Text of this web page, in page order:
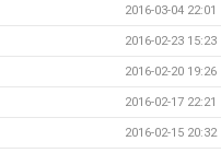
2016-03-04 22:01
2016-02-23 15:23
2016-02-20 19:26
2016-02-17 22:21
2016-02-15 20:32